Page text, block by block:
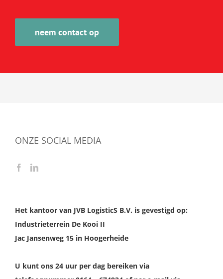
neem contact op
ONZE SOCIAL MEDIA
Het kantoor van JVB LogisticS B.V. is gevestigd op:
Industrieterrein De Kooi II
Jac Jansenweg 15 in Hoogerheide
U kunt ons 24 uur per dag bereiken via